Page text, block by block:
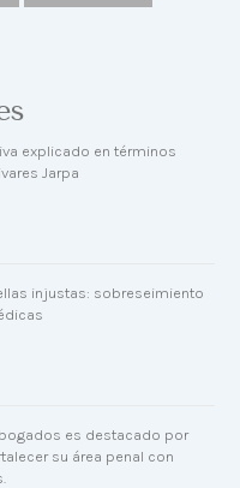
explicado en términos
Jarpa
injustas: sobreseimiento
es destacado por
su área penal con